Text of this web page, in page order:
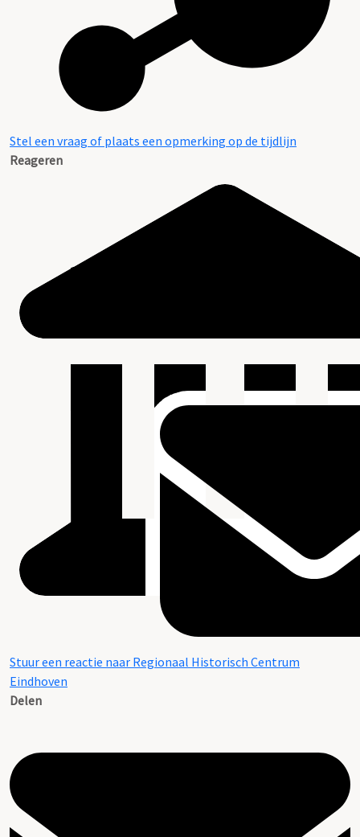
Stel een vraag of plaats een opmerking op de tijdlijn
Reageren
Stuur een reactie naar Regionaal Historisch Centrum
Eindhoven
Delen